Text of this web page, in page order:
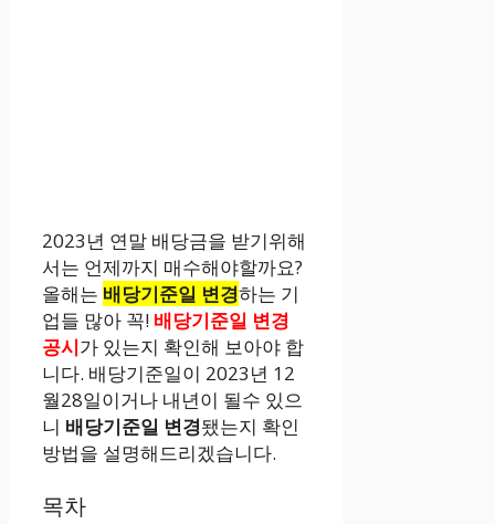
2023년 연말 배당금을 받기위해
서는 언제까지 매수해야할까요?
올해는 배당기준일 변경하는 기
업들 많아 꼭! 배당기준일 변경
공시가 있는지 확인해 보아야 합
니다. 배당기준일이 2023년 12
월28일이거나 내년이 될수 있으
니 배당기준일 변경됐는지 확인
방법을 설명해드리겠습니다.
목차